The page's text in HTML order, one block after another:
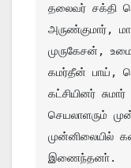
தலைவர் சக்தி
அருண்குமார்,
முருகேசன்,
கமர்தீன் பாய்,
கட்சியினர்
செயலாளரும்
முன்னிலையில்
இணைந்தனா்.